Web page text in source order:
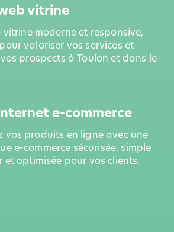
vitrine
vitrine moderne et responsive,
valoriser vos services et
prospects à Toulon et dans le
e-commerce
vos produits en ligne avec une
e-commerce sécurisée, simple
et optimisée pour vos clients.